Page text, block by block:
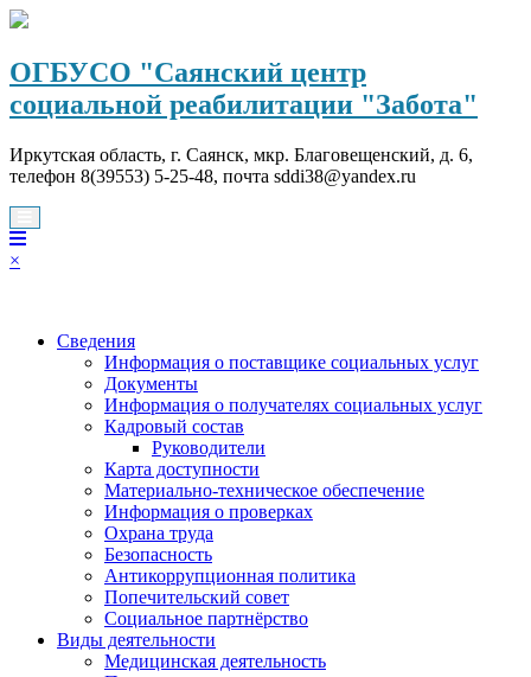
Перейти
содержимому
ОГБУСО "Саянский центр
социальной реабилитации "Забота"
Иркутская область, г. Саянск, мкр. Благовещенский, д. 6,
телефон 8(39553) 5-25-48, почта sddi38@yandex.ru
×
Сведения
Информация о поставщике социальных услуг
Документы
Информация о получателях социальных услуг
Кадровый состав
Руководители
Карта доступности
Материально-техническое обеспечение
Информация о проверках
Охрана труда
Безопасность
Антикоррупционная политика
Попечительский совет
Социальное партнёрство
Виды деятельности
Медицинская деятельность